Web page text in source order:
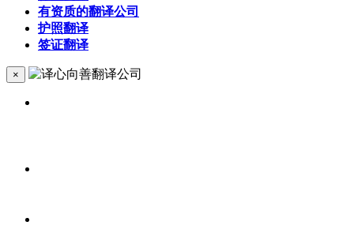
有资质的翻译公司
护照翻译
签证翻译
×